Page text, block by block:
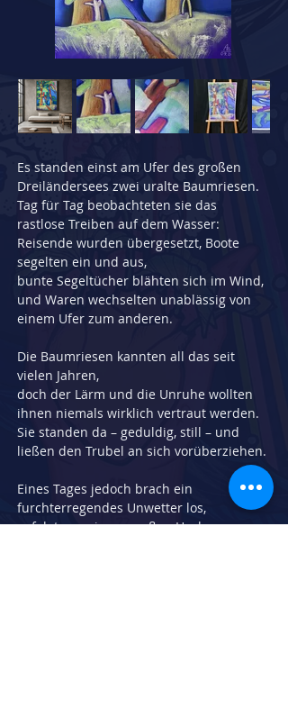
Es standen einst am Ufer des großen
Dreiländersees zwei uralte Baumriesen.
Tag für Tag beobachteten sie das
rastlose Treiben auf dem Wasser:
Reisende wurden übergesetzt, Boote
segelten ein und aus,
bunte Segeltücher blähten sich im Wind,
und Waren wechselten unablässig von
einem Ufer zum anderen.
Die Baumriesen kannten all das seit
vielen Jahren,
doch der Lärm und die Unruhe wollten
ihnen niemals wirklich vertraut werden.
Sie standen da – geduldig, still – und
ließen den Trubel an sich vorüberziehen.
Eines Tages jedoch brach ein
furchterregendes Unwetter los,
gefolgt von einem großen Hochwasser.